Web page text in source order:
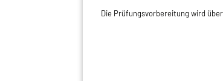
Die Prüfungsvorbereitung wird